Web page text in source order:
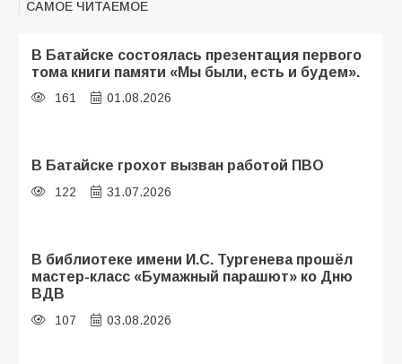
САМОЕ ЧИТАЕМОЕ
В Батайске состоялась презентация первого
тома книги памяти «Мы были, есть и будем».
161 01.08.2026
В Батайске грохот вызван работой ПВО
122 31.07.2026
В библиотеке имени И.С. Тургенева прошёл
мастер-класс «Бумажный парашют» ко Дню
ВДВ
107 03.08.2026